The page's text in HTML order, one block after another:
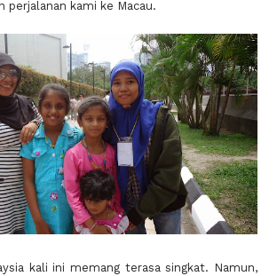
perjalanan kami ke Macau.
kali ini memang terasa singkat. Namun,